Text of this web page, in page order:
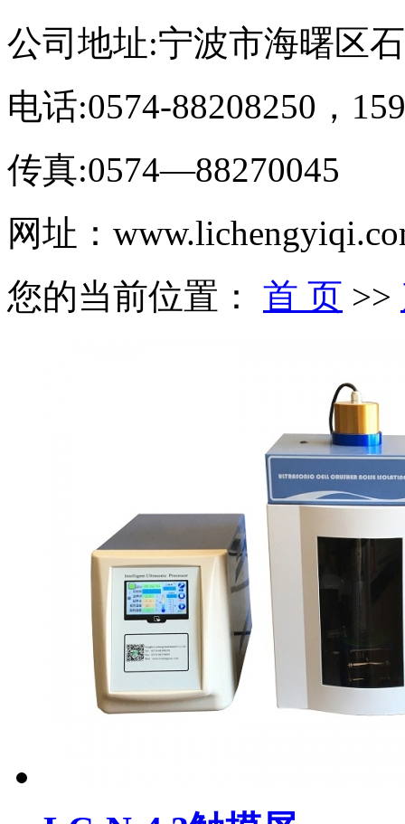
公司地址:宁波市海曙区
电话:0574-88208250，
传真:0574—88270045
网址：
您的当前位置： 首 页 >>